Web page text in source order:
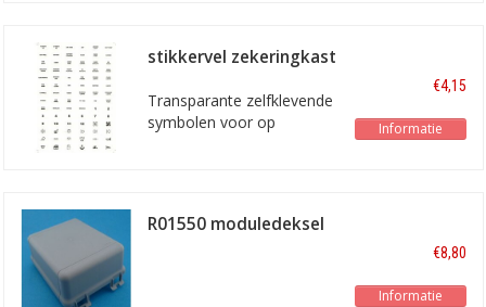
stikkervel zekeringkast
Transparante zelfklevende
symbolen voor op
€4,15
Informatie
R01550 moduledeksel
€8,80
Informatie